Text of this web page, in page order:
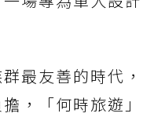
最友善的時代，
，「何時旅遊」